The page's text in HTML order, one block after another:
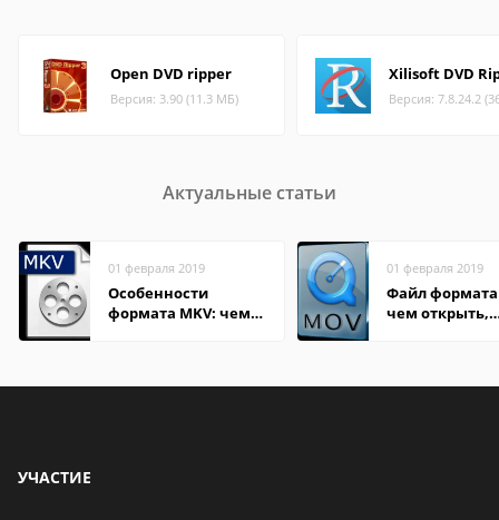
Open DVD ripper
Версия: 3.90 (11.3 МБ)
Xilisoft DVD
Версия: 7.8.24.2
Актуальные статьи
01 февраля 2019
Особенности
формата MKV: чем
01 февраля 2019
Файл формата
чем открыть,
УЧАСТИЕ